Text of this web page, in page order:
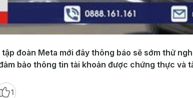
đoàn Meta mới đây thông báo sẽ sớm thử
bảo thông tin tài khoản được chứng thực và
1